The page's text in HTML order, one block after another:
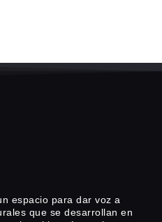
espacio para dar voz a
que se desarrollan en